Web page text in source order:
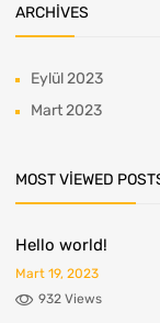
ARCHIVES
Eylül 2023
Mart 2023
MOST VIEWED
Hello world!
Mart 19, 2023
932 Views